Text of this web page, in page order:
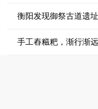
衡阳发现御祭古道遗
手工舂糍粑，渐行渐